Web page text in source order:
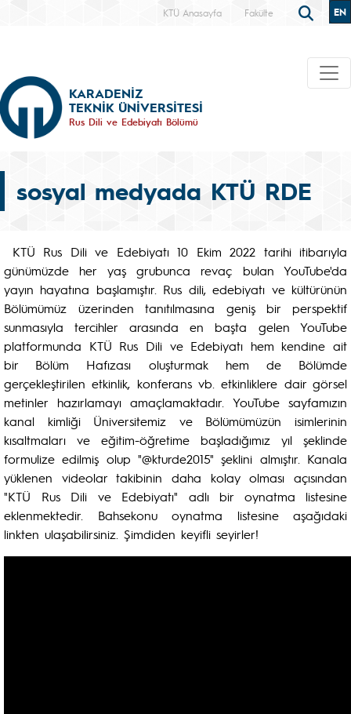
KTÜ Anasayfa Fakülte EN
KARADENİZ
TEKNİK ÜNİVERSİTESİ
Rus Dili ve Edebiyatı Bölümü
sosyal medyada KTÜ RDE
KTÜ Rus Dili ve Edebiyatı 10 Ekim 2022 tarihi itibarıyla
günümüzde her yaş grubunca revaç bulan YouTube'da
yayın hayatına başlamıştır. Rus dili, edebiyatı ve kültürünün
Bölümümüz üzerinden tanıtılmasına geniş bir perspektif
sunmasıyla tercihler arasında en başta gelen YouTube
platformunda KTÜ Rus Dili ve Edebiyatı hem kendine ait
bir Bölüm Hafızası oluşturmak hem de Bölümde
gerçekleştirilen etkinlik, konferans vb. etkinliklere dair görsel
metinler hazırlamayı amaçlamaktadır. YouTube sayfamızın
kanal kimliği Üniversitemiz ve Bölümümüzün isimlerinin
kısaltmaları ve eğitim-öğretime başladığımız yıl şeklinde
formulize edilmiş olup "@kturde2015" şeklini almıştır. Kanala
yüklenen videolar takibinin daha kolay olması açısından
"KTÜ Rus Dili ve Edebiyatı" adlı bir oynatma listesine
eklenmektedir. Bahsekonu oynatma listesine aşağıdaki
linkten ulaşabilirsiniz. Şimdiden keyifli seyirler!